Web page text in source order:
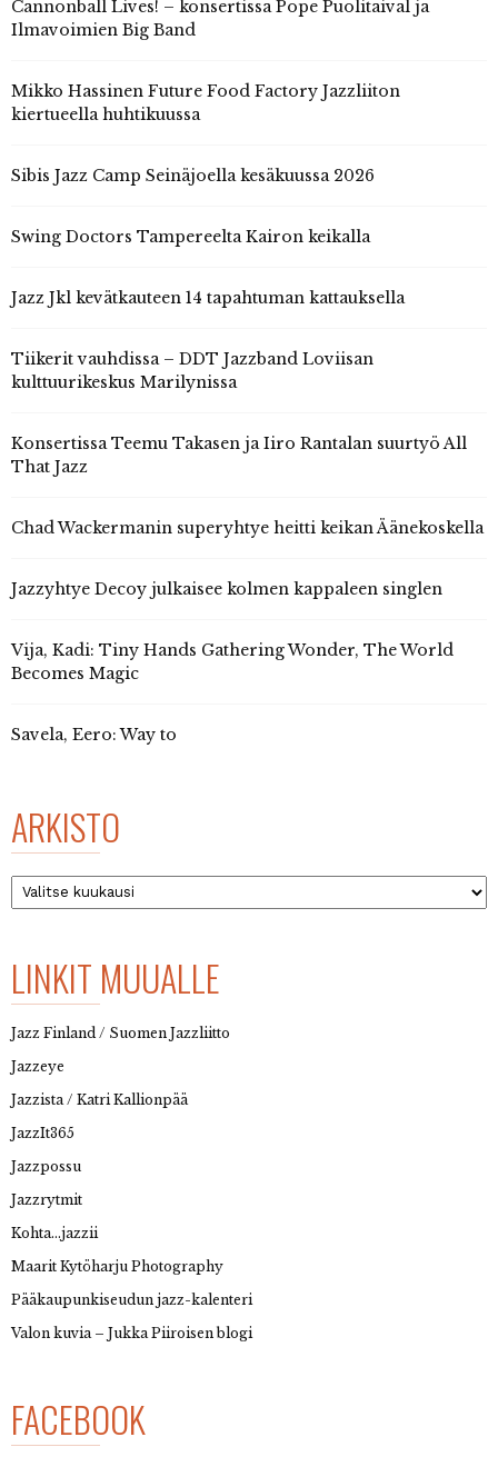
Cannonball Lives! – konsertissa Pope Puolitaival ja
Ilmavoimien Big Band
Mikko Hassinen Future Food Factory Jazzliiton
kiertueella huhtikuussa
Sibis Jazz Camp Seinäjoella kesäkuussa 2026
Swing Doctors Tampereelta Kairon keikalla
Jazz Jkl kevätkauteen 14 tapahtuman kattauksella
Tiikerit vauhdissa – DDT Jazzband Loviisan
kulttuurikeskus Marilynissa
Konsertissa Teemu Takasen ja Iiro Rantalan suurtyö All
That Jazz
Chad Wackermanin superyhtye heitti keikan Äänekoskella
Jazzyhtye Decoy julkaisee kolmen kappaleen singlen
Vija, Kadi: Tiny Hands Gathering Wonder, The World
Becomes Magic
Savela, Eero: Way to
ARKISTO
Arkisto
LINKIT MUUALLE
Jazz Finland / Suomen Jazzliitto
Jazzeye
Jazzista / Katri Kallionpää
JazzIt365
Jazzpossu
Jazzrytmit
Kohta…jazzii
Maarit Kytöharju Photography
Pääkaupunkiseudun jazz-kalenteri
Valon kuvia – Jukka Piiroisen blogi
FACEBOOK